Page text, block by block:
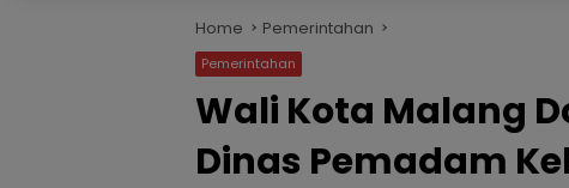
Home Pemerintahan
Pemerintahan
Wali Kota Malang
Dinas Pemadam